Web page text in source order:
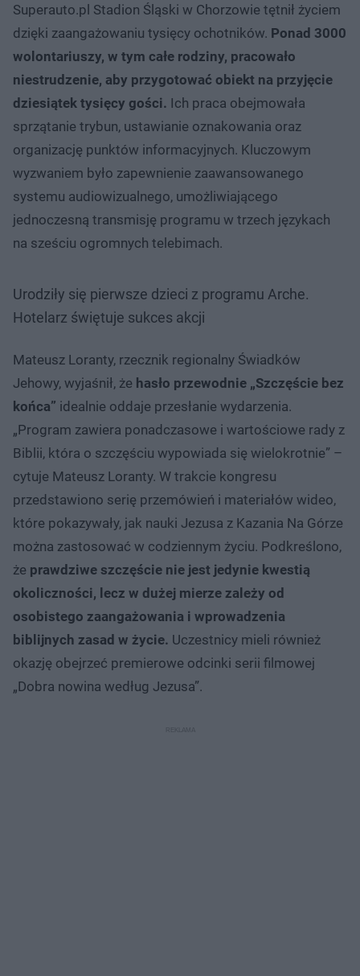
Superauto.pl Stadion Śląski w Chorzowie tętnił życiem
dzięki zaangażowaniu tysięcy ochotników. Ponad 3000
wolontariuszy, w tym całe rodziny, pracowało
niestrudzenie, aby przygotować obiekt na przyjęcie
dziesiątek tysięcy gości. Ich praca obejmowała
sprzątanie trybun, ustawianie oznakowania oraz
organizację punktów informacyjnych. Kluczowym
wyzwaniem było zapewnienie zaawansowanego
systemu audiowizualnego, umożliwiającego
jednoczesną transmisję programu w trzech językach
na sześciu ogromnych telebimach.
Urodziły się pierwsze dzieci z programu Arche.
Hotelarz świętuje sukces akcji
Mateusz Loranty, rzecznik regionalny Świadków
Jehowy, wyjaśnił, że hasło przewodnie „Szczęście bez
końca” idealnie oddaje przesłanie wydarzenia.
„Program zawiera ponadczasowe i wartościowe rady z
Biblii, która o szczęściu wypowiada się wielokrotnie” –
cytuje Mateusz Loranty. W trakcie kongresu
przedstawiono serię przemówień i materiałów wideo,
które pokazywały, jak nauki Jezusa z Kazania Na Górze
można zastosować w codziennym życiu. Podkreślono,
że prawdziwe szczęście nie jest jedynie kwestią
okoliczności, lecz w dużej mierze zależy od
osobistego zaangażowania i wprowadzenia
biblijnych zasad w życie. Uczestnicy mieli również
okazję obejrzeć premierowe odcinki serii filmowej
„Dobra nowina według Jezusa”.